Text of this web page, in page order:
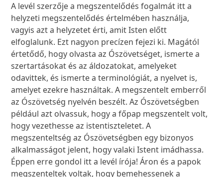
A levél szerzője a megszentelődés fogalmát itt a
helyzeti megszentelődés értelmében használja,
vagyis azt a helyzetet érti, amit Isten előtt
elfoglalunk. Ezt nagyon precízen fejezi ki. Magától
értetődő, hogy olvasta az Ószövetséget, ismerte a
szertartásokat és az áldozatokat, amelyeket
odavittek, és ismerte a terminológiát, a nyelvet is,
amelyet ezekre használtak. A megszentelt emberről
az Ószövetség nyelvén beszélt. Az Ószövetségben
például azt olvassuk, hogy a főpap megszentelt volt,
hogy vezethesse az istentiszteletet. A
megszenteltség az Ószövetségben egy bizonyos
alkalmasságot jelent, hogy valaki Istent imádhassa.
Éppen erre gondol itt a levél írója! Áron és a papok
megszenteltek voltak, hogy bemehessenek a